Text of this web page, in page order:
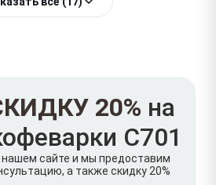
20% на
C701
нашем сайте и мы предоставим
а также скидку 20%